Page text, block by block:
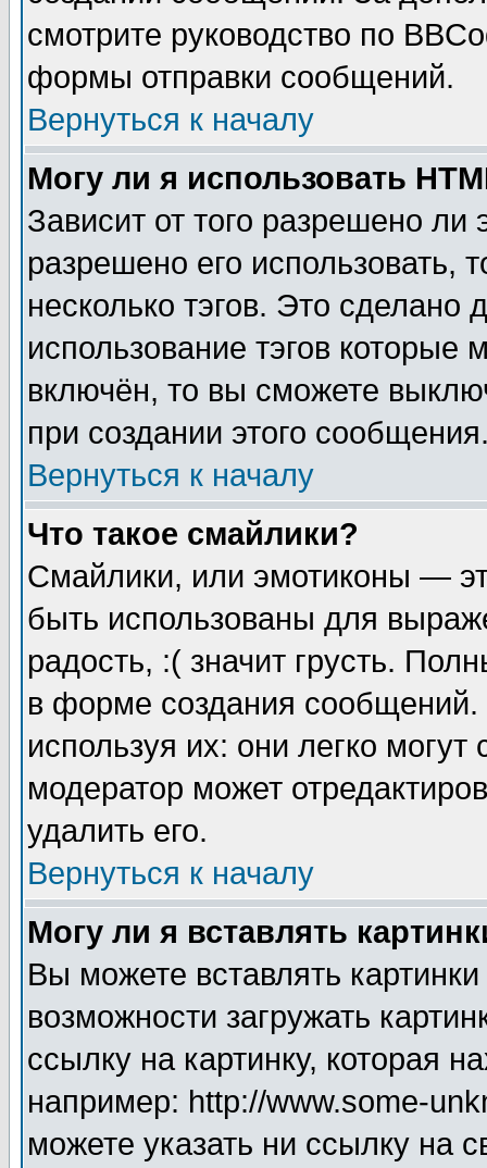
смотрите руководство по
формы отправки сообщений.
Вернуться к началу
Могу ли я использовать
Зависит от того разрешено
разрешено его использовать,
несколько тэгов. Это сделано
использование тэгов
включён, то вы сможете
при создании этого
Вернуться к началу
Что такое смайлики?
Смайлики, или эмотиконы —
быть использованы для
радость, :( значит грусть.
в форме создания сообщений.
используя их: они легко
модератор может
удалить его.
Вернуться к началу
Могу ли я вставлять
Вы можете вставлять
возможности загружать
ссылку на картинку, которая
например: http://www.some-
можете указать ни ссылку на